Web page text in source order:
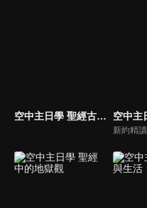
空中主日學 聖經古事今談